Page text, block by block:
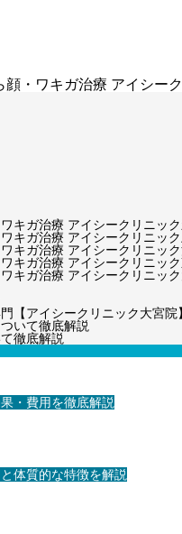
・費用を徹底解説
体質的な特徴を解説
顔・ワキガ治療 アイシ
キガ治療 アイシークリニッ
キガ治療 アイシークリニッ
キガ治療 アイシークリニッ
キガ治療 アイシークリニッ
キガ治療 アイシークリニッ
【アイシークリニック大宮院】
いて徹底解説
徹底解説